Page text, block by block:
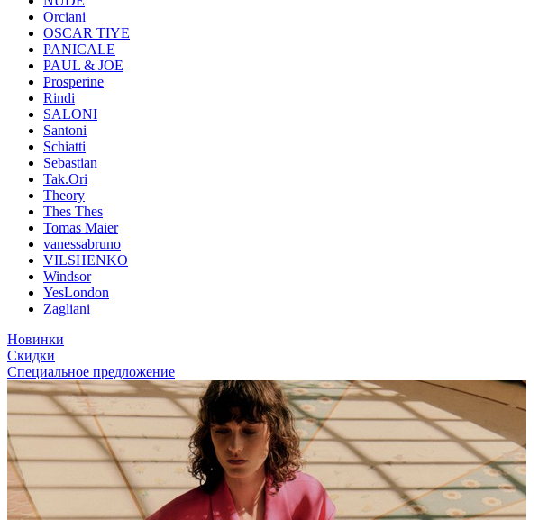
Orciani
OSCAR TIYE
PANICALE
PAUL & JOE
Prosperine
Rindi
SALONI
Santoni
Schiatti
Sebastian
Tak.Ori
Theory
Thes Thes
Tomas Maier
vanessabruno
VILSHENKO
Windsor
YesLondon
Zagliani
Новинки
Скидки
Специальное предложение